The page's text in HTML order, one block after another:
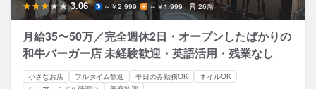
3.06 ～￥2,999 ～￥1,999 26席
月給35〜50万／完全週休2日・オープンしたばかりの
和牛バーガー店 未経験歓迎・英語活用・残業なし
小さなお店 フルタイム歓迎 平日のみ勤務OK
ネイルOK